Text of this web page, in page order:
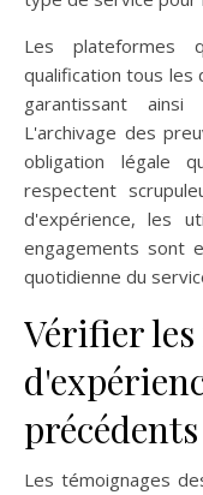
Les plateformes
qualification tous les
garantissant
L'archivage des
obligation légale
respectent
d'expérience, les
engagements sont
quotidienne du
Vérifier
précédents
Les témoignages